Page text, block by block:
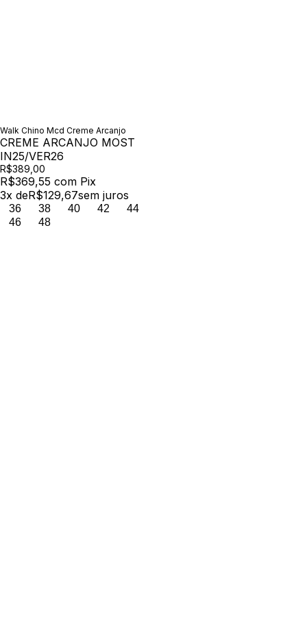
Walk Chino Mcd Creme Arcanjo
CREME ARCANJO MOST
IN25/VER26
R$389,00
R$369,55 com Pix
3x deR$129,67sem juros
36 38 40 42
44
46
48